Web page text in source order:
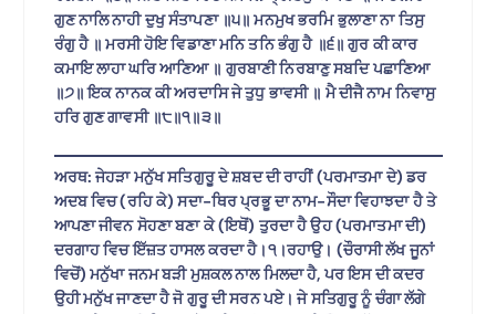
ਗੁਣ ਨਾਲਿ ਨਾਹੀ ਦੁਖੁ ਸੰਤਾਪਣਾ ॥੫॥ ਮਨਮੁਖ ਭਰਮਿ ਭੁਲਾਣਾ ਨਾ ਤਿਸੁ
ਰੰਗੁ ਹੈ ॥ ਮਰਸੀ ਹੋਇ ਵਿਡਾਣਾ ਮਨਿ ਤਨਿ ਭੰਗੁ ਹੈ ॥੬॥ ਗੁਰ ਕੀ ਕਾਰ
ਕਮਾਇ ਲਾਹਾ ਘਰਿ ਆਣਿਆ ॥ ਗੁਰਬਾਣੀ ਨਿਰਬਾਣੁ ਸਬਦਿ ਪਛਾਣਿਆ
॥੭॥ ਇਕ ਨਾਨਕ ਕੀ ਅਰਦਾਸਿ ਜੇ ਤੁਧੁ ਭਾਵਸੀ ॥ ਮੈ ਦੀਜੈ ਨਾਮ ਨਿਵਾਸੁ
ਹਰਿ ਗੁਣ ਗਾਵਸੀ ॥੮॥੧॥੩॥
ਅਰਥ: ਜੇਹੜਾ ਮਨੁੱਖ ਸਤਿਗੁਰੂ ਦੇ ਸ਼ਬਦ ਦੀ ਰਾਹੀਂ (ਪਰਮਾਤਮਾ ਦੇ) ਡਰ
ਅਦਬ ਵਿਚ (ਰਹਿ ਕੇ) ਸਦਾ-ਥਿਰ ਪ੍ਰਭੂ ਦਾ ਨਾਮ-ਸੌਦਾ ਵਿਹਾਝਦਾ ਹੈ ਤੇ
ਆਪਣਾ ਜੀਵਨ ਸੋਹਣਾ ਬਣਾ ਕੇ (ਇਥੋਂ) ਤੁਰਦਾ ਹੈ ਉਹ (ਪਰਮਾਤਮਾ ਦੀ)
ਦਰਗਾਹ ਵਿਚ ਇੱਜ਼ਤ ਹਾਸਲ ਕਰਦਾ ਹੈ।੧।ਰਹਾਉ। (ਚੌਰਾਸੀ ਲੱਖ ਜੂਨਾਂ
ਵਿਚੋਂ) ਮਨੁੱਖਾ ਜਨਮ ਬੜੀ ਮੁਸ਼ਕਲ ਨਾਲ ਮਿਲਦਾ ਹੈ, ਪਰ ਇਸ ਦੀ ਕਦਰ
ਉਹੀ ਮਨੁੱਖ ਜਾਣਦਾ ਹੈ ਜੋ ਗੁਰੂ ਦੀ ਸਰਨ ਪਏ। ਜੇ ਸਤਿਗੁਰੂ ਨੂੰ ਚੰਗਾ ਲੱਗੇ